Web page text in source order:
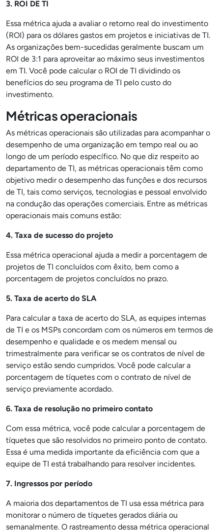
3. ROI DE TI
Essa métrica ajuda a avaliar o retorno real do investimento
(ROI) para os dólares gastos em projetos e iniciativas de TI.
As organizações bem-sucedidas geralmente buscam um
ROI de 3:1 para aproveitar ao máximo seus investimentos
em TI. Você pode calcular o ROI de TI dividindo os
benefícios do seu programa de TI pelo custo do
investimento.
Métricas operacionais
As métricas operacionais são utilizadas para acompanhar o
desempenho de uma organização em tempo real ou ao
longo de um período específico. No que diz respeito ao
departamento de TI, as métricas operacionais têm como
objetivo medir o desempenho das funções e dos recursos
de TI, tais como serviços, tecnologias e pessoal envolvido
na condução das operações comerciais. Entre as métricas
operacionais mais comuns estão:
4. Taxa de sucesso do projeto
Essa métrica operacional ajuda a medir a porcentagem de
projetos de TI concluídos com êxito, bem como a
porcentagem de projetos concluídos no prazo.
5. Taxa de acerto do SLA
Para calcular a taxa de acerto do SLA, as equipes internas
de TI e os MSPs concordam com os números em termos de
desempenho e qualidade e os medem mensal ou
trimestralmente para verificar se os contratos de nível de
serviço estão sendo cumpridos. Você pode calcular a
porcentagem de tíquetes com o contrato de nível de
serviço previamente acordado.
6. Taxa de resolução no primeiro contato
Com essa métrica, você pode calcular a porcentagem de
tíquetes que são resolvidos no primeiro ponto de contato.
Essa é uma medida importante da eficiência com que a
equipe de TI está trabalhando para resolver incidentes.
7. Ingressos por período
A maioria dos departamentos de TI usa essa métrica para
monitorar o número de tíquetes gerados diária ou
semanalmente. O rastreamento dessa métrica operacional